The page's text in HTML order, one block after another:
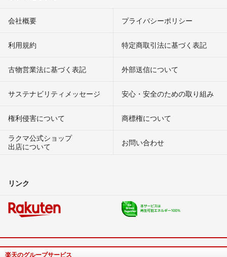
会社概要 プライバシーポリシー
利用規約 特定商取引法に基づく表記
古物営業法に基づく表記 外部送信について
サステナビリティメッセージ 安心・安全のための取り組み
権利侵害について
商標権について
ラクマ公式ショップ
出店について
お問い合わせ
リンク
楽天のグループサービス